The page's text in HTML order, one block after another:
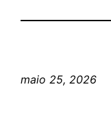
maio 25, 2026